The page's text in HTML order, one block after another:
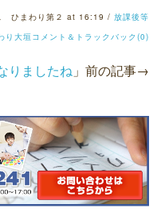
ひまわり第２ at 16:19 / 放課後等
り大垣コメント＆トラックバック(0)
りましたね 」前の記事→